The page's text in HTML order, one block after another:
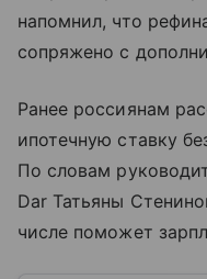
напомнил, что
сопряжено с
Ранее россиянам
ипотечную ставку
По словам
Dar Татьяны
числе поможет